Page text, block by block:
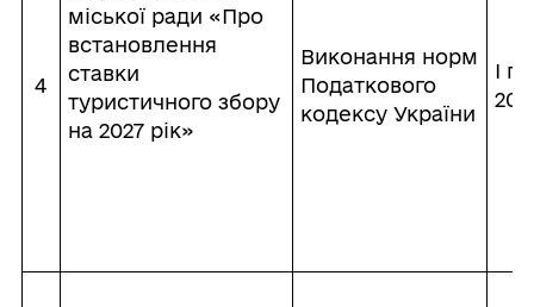
4
міської ради «Про
встановлення
ставки
туристичного збору
на 2027 рік»
Виконання норм
Податкового
кодексу України
І